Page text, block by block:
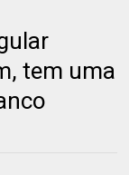
tem uma